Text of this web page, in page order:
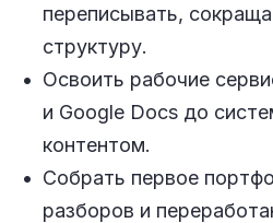
переписывать,
структуру.
Освоить рабочие
и Google Docs до
контентом.
Собрать первое
разборов и